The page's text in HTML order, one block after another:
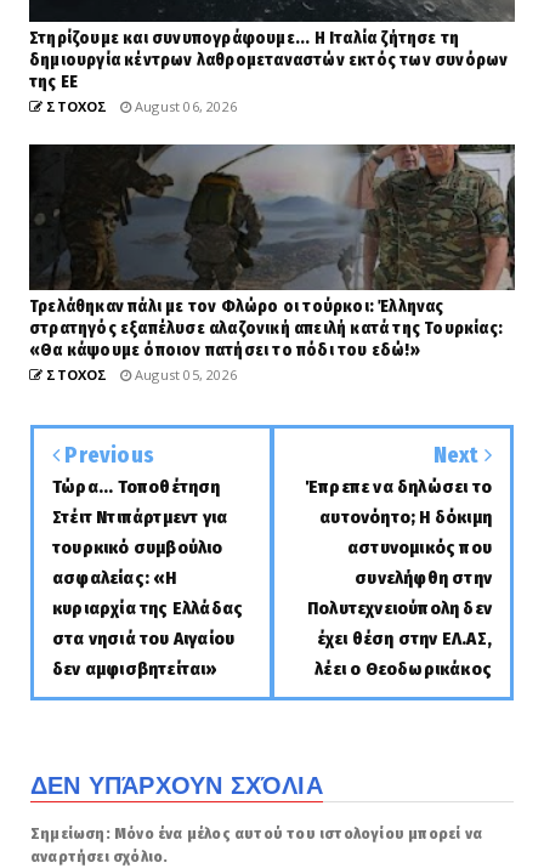
Στηρίζουμε και συνυπογράφουμε... Η Ιταλία ζήτησε τη
δημιουργία κέντρων λαθρομεταναστών εκτός των συνόρων
της ΕΕ
ΣΤΟΧΟΣ August 06, 2026
Τρελάθηκαν πάλι με τον Φλώρο οι τούρκοι: Έλληνας
στρατηγός εξαπέλυσε αλαζονική απειλή κατά της Τουρκίας:
«Θα κάψουμε όποιον πατήσει το πόδι του εδώ!»
ΣΤΟΧΟΣ August 05, 2026
Previous
Τώρα... Τοποθέτηση
Στέιτ Ντιπάρτμεντ για
τουρκικό συμβούλιο
ασφαλείας: «Η
κυριαρχία της Ελλάδας
στα νησιά του Αιγαίου
δεν αμφισβητείται»
Next
Έπρεπε να δηλώσει το
αυτονόητο; Η δόκιμη
αστυνομικός που
συνελήφθη στην
Πολυτεχνειούπολη δεν
έχει θέση στην ΕΛ.ΑΣ,
λέει ο Θεοδωρικάκος
ΔΕΝ ΥΠΆΡΧΟΥΝ ΣΧΌΛΙΑ
Σημείωση: Μόνο ένα μέλος αυτού του ιστολογίου μπορεί να
αναρτήσει σχόλιο.